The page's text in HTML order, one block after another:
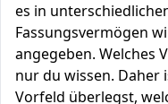
es in
Fassungsvermögen
angegeben. Welches
nur du wissen. Daher
Vorfeld überlegst,